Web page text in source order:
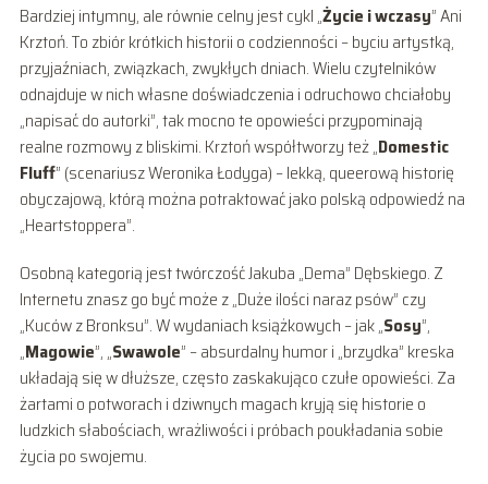
Bardziej intymny, ale równie celny jest cykl „Życie i wczasy” Ani
Krztoń. To zbiór krótkich historii o codzienności – byciu artystką,
przyjaźniach, związkach, zwykłych dniach. Wielu czytelników
odnajduje w nich własne doświadczenia i odruchowo chciałoby
„napisać do autorki”, tak mocno te opowieści przypominają
realne rozmowy z bliskimi. Krztoń współtworzy też „Domestic
Fluff” (scenariusz Weronika Łodyga) – lekką, queerową historię
obyczajową, którą można potraktować jako polską odpowiedź na
„Heartstoppera”.
Osobną kategorią jest twórczość Jakuba „Dema” Dębskiego. Z
Internetu znasz go być może z „Duże ilości naraz psów” czy
„Kuców z Bronksu”. W wydaniach książkowych – jak „Sosy”,
„Magowie”, „Swawole” – absurdalny humor i „brzydka” kreska
układają się w dłuższe, często zaskakująco czułe opowieści. Za
żartami o potworach i dziwnych magach kryją się historie o
ludzkich słabościach, wrażliwości i próbach poukładania sobie
życia po swojemu.